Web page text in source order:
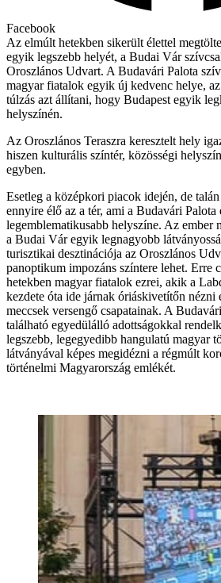
Facebook
Az elmúlt hetekben sikerült élettel
egyik legszebb helyét, a Budai Vár
Oroszlános Udvart. A Budavári Palota
magyar fiatalok egyik új kedvenc helye,
túlzás azt állítani, hogy Budapest egyik
helyszínén.
Az Oroszlános Teraszra keresztelt hely
hiszen kulturális színtér, közösségi
egyben.
Esetleg a középkori piacok idején, de
ennyire élő az a tér, ami a Budavári Palota
legemblematikusabb helyszíne. Az ember
a Budai Vár egyik legnagyobb
turisztikai desztinációja az Oroszlános
panoptikum impozáns színtere lehet. Erre
hetekben magyar fiatalok ezrei, akik a
kezdete óta ide járnak óriáskivetítőn
meccsek versengő csapatainak. A
található egyedülálló adottságokkal
legszebb, legegyedibb hangulatú magyar
látványával képes megidézni a régmúlt
történelmi Magyarország emlékét.